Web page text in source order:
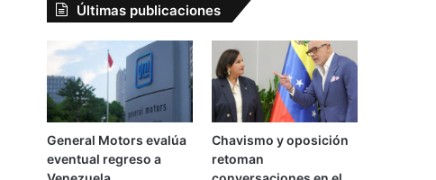
Últimas publicaciones
General Motors evalúa
eventual regreso a
Chavismo y oposición
retoman